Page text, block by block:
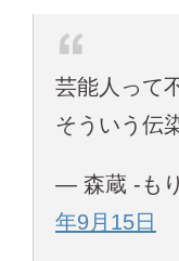
芸能人って
そういう伝
— 森蔵 -も
年9月15日